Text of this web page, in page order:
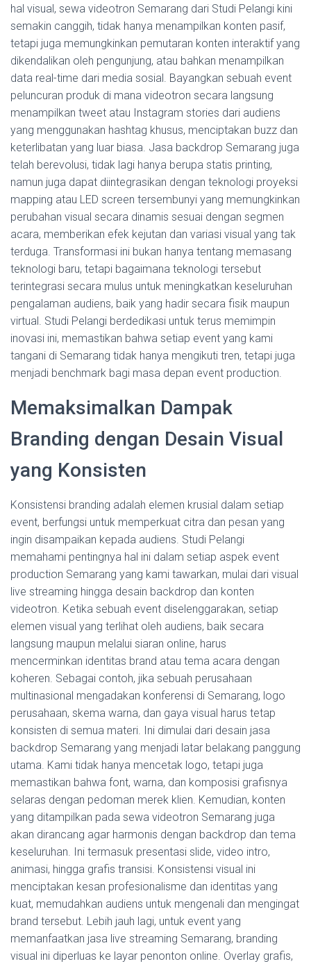
hal visual, sewa videotron Semarang dari Studi Pelangi kini
semakin canggih, tidak hanya menampilkan konten pasif,
tetapi juga memungkinkan pemutaran konten interaktif yang
dikendalikan oleh pengunjung, atau bahkan menampilkan
data real-time dari media sosial. Bayangkan sebuah event
peluncuran produk di mana videotron secara langsung
menampilkan tweet atau Instagram stories dari audiens
yang menggunakan hashtag khusus, menciptakan buzz dan
keterlibatan yang luar biasa. Jasa backdrop Semarang juga
telah berevolusi, tidak lagi hanya berupa statis printing,
namun juga dapat diintegrasikan dengan teknologi proyeksi
mapping atau LED screen tersembunyi yang memungkinkan
perubahan visual secara dinamis sesuai dengan segmen
acara, memberikan efek kejutan dan variasi visual yang tak
terduga. Transformasi ini bukan hanya tentang memasang
teknologi baru, tetapi bagaimana teknologi tersebut
terintegrasi secara mulus untuk meningkatkan keseluruhan
pengalaman audiens, baik yang hadir secara fisik maupun
virtual. Studi Pelangi berdedikasi untuk terus memimpin
inovasi ini, memastikan bahwa setiap event yang kami
tangani di Semarang tidak hanya mengikuti tren, tetapi juga
menjadi benchmark bagi masa depan event production.
Memaksimalkan Dampak
Branding dengan Desain Visual
yang Konsisten
Konsistensi branding adalah elemen krusial dalam setiap
event, berfungsi untuk memperkuat citra dan pesan yang
ingin disampaikan kepada audiens. Studi Pelangi
memahami pentingnya hal ini dalam setiap aspek event
production Semarang yang kami tawarkan, mulai dari visual
live streaming hingga desain backdrop dan konten
videotron. Ketika sebuah event diselenggarakan, setiap
elemen visual yang terlihat oleh audiens, baik secara
langsung maupun melalui siaran online, harus
mencerminkan identitas brand atau tema acara dengan
koheren. Sebagai contoh, jika sebuah perusahaan
multinasional mengadakan konferensi di Semarang, logo
perusahaan, skema warna, dan gaya visual harus tetap
konsisten di semua materi. Ini dimulai dari desain jasa
backdrop Semarang yang menjadi latar belakang panggung
utama. Kami tidak hanya mencetak logo, tetapi juga
memastikan bahwa font, warna, dan komposisi grafisnya
selaras dengan pedoman merek klien. Kemudian, konten
yang ditampilkan pada sewa videotron Semarang juga
akan dirancang agar harmonis dengan backdrop dan tema
keseluruhan. Ini termasuk presentasi slide, video intro,
animasi, hingga grafis transisi. Konsistensi visual ini
menciptakan kesan profesionalisme dan identitas yang
kuat, memudahkan audiens untuk mengenali dan mengingat
brand tersebut. Lebih jauh lagi, untuk event yang
memanfaatkan jasa live streaming Semarang, branding
visual ini diperluas ke layar penonton online. Overlay grafis,